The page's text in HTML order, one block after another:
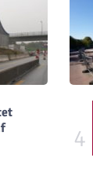
4